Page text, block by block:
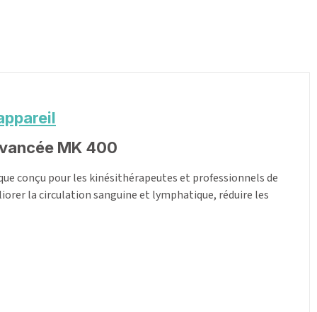
MK 400
conçu pour les kinésithérapeutes et professionnels de
la circulation sanguine et lymphatique, réduire les